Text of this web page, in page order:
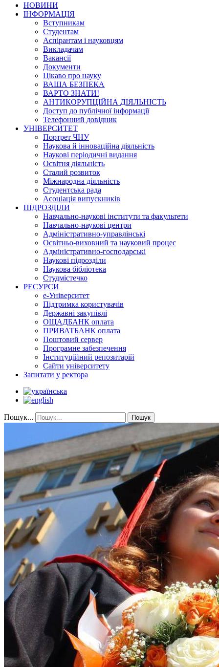
НОВИНИ
ІНФОРМАЦІЯ
Вступникам
Студентам
Аспірантам і науковцям
Викладачам
Вакансії
Документи
Цікаво про науку
ВАША БЕЗПЕКА
ВАРТО ЗНАТИ!
АНТИКОРУПЦІЙНА ДІЯЛЬНІСТЬ
Доступ до публічної інформації
Телефонний довідник
УНІВЕРСИТЕТ
Портрет ЧНУ
Наукова й інноваційна діяльність
Наукові періодичні видання
Освітня діяльність
Сталий розвиток
Міжнародна діяльність
Студентська рада
Асоціація випускників
ПІДРОЗДІЛИ
Навчально-наукові інститути та факультети
Навчально-наукові центри
Адміністративно-управлінські
Освітньо-виховний та науковий процес
Адміністративно-господарські
Наукові підрозділи
Наукова бібліотека
Студмістечко
РЕСУРСИ
е-Університет
Підтримка користувачів
Державні закупівлі
ОЩАДБАНК оплата
ПРИВАТБАНК оплата
Поштовий сервер
Програмне забезпечення
Інституційний репозитарій
Сайти університету
Запитати у ректора
Пошук... Пошук